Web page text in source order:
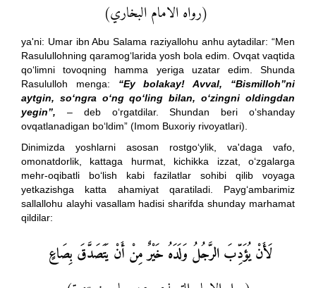
(رواه الامام البخاري)
ya'ni: Umar ibn Abu Salama raziyallohu anhu aytadilar: “Men
Rasulullohning qaramog‘larida yosh bola edim. Ovqat vaqtida
qo‘limni tovoqning hamma yeriga uzatar edim. Shunda
Rasululloh menga:
“Ey bolakay! Avval, “Bismilloh”ni
aytgin, so‘ngra o‘ng qo‘ling bilan, o‘zingni oldingdan
yegin”,
– deb o‘rgatdilar. Shundan beri o‘shanday
ovqatlanadigan bo‘ldim” (Imom Buxoriy rivoyatlari).
Dinimizda yoshlarni asosan rostgo‘ylik, va'daga vafo,
omonatdorlik, kattaga hurmat, kichikka izzat, o‘zgalarga
mehr-oqibatli bo‘lish kabi fazilatlar sohibi qilib voyaga
yetkazishga katta ahamiyat qaratiladi. Payg‘ambarimiz
sallallohu alayhi vasallam hadisi sharifda shunday marhamat
qildilar:
لَأَنْ يُؤَدِّبَ الرَّجُلُ وَلَدَهُ خَيْرٌ مِنْ أَنْ يَتَصَدَّقَ بِصَاعٍ